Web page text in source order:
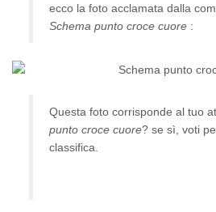
ecco la foto acclamata dalla
Schema punto croce cuore :
Questa foto corrisponde al tuo
punto croce cuore? se sì, voti
classifica.